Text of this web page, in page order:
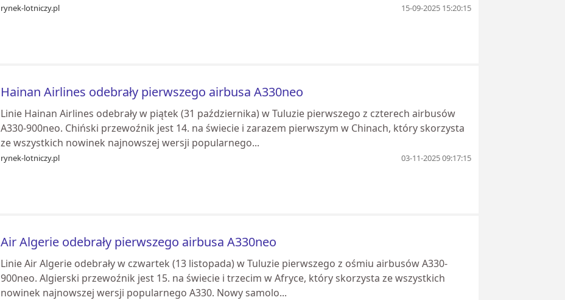
rynek-lotniczy.pl 15-09-2025 15:20:15
Hainan Airlines odebrały pierwszego airbusa A330neo
Linie Hainan Airlines odebrały w piątek (31 października) w Tuluzie pierwszego z czterech airbusów
A330-900neo. Chiński przewoźnik jest 14. na świecie i zarazem pierwszym w Chinach, który skorzysta
ze wszystkich nowinek najnowszej wersji popularnego...
rynek-lotniczy.pl 03-11-2025 09:17:15
Air Algerie odebrały pierwszego airbusa A330neo
Linie Air Algerie odebrały w czwartek (13 listopada) w Tuluzie pierwszego z ośmiu airbusów A330-
900neo. Algierski przewoźnik jest 15. na świecie i trzecim w Afryce, który skorzysta ze wszystkich
nowinek najnowszej wersji popularnego A330. Nowy samolo...